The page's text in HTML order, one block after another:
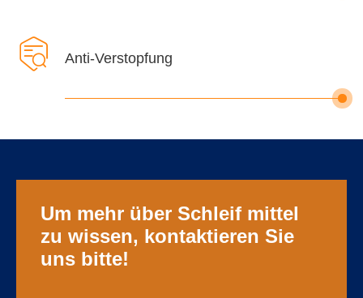
 Anti-Verstopfung
Um mehr über Schleif mittel
zu wissen, kontaktieren Sie
uns bitte!